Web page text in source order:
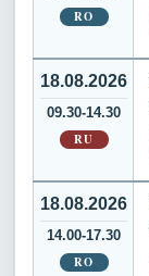
RO
18.08.2026
09.30-14.30
RU
18.08.2026
14.00-17.30
RO